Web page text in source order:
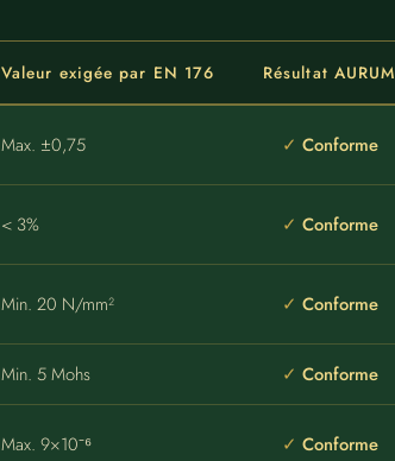
Valeur exigée par EN 176 Résultat AURUM
Max. ±0,75 Conforme
< 3% Conforme
Min. 20 N/mm² Conforme
Min. 5 Mohs Conforme
Max. 9×10⁻⁶ Conforme